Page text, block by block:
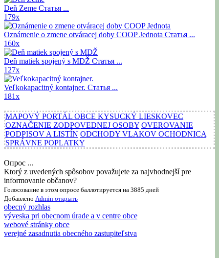
Deň Zeme Статья ...
179x
Oznámenie o zmene otváracej doby COOP Jednota Статья ...
160x
Deň matiek spojený s MDŽ Статья ...
127x
Veľkokapacitný kontajner. Статья ...
181x
MAPOVÝ PORTÁL OBCE KYSUCKÝ LIESKOVEC
OZNAČENIE ZODPOVEDNEJ OSOBY OVEROVANIE
PODPISOV A LISTÍN ODCHODY VLAKOV OCHODNICA
SPRÁVNE POPLATKY
Опрос ...
Ktorý z uvedených spôsobov považujete za najvhodnejší pre
informovanie občanov?
Голосование в этом опросе баллотируется на 3885 дней
Добавлено Admin открыть
obecný rozhlas
výveska pri obecnom úrade a v centre obce
webové stránky obce
verejné zasadnutia obecného zastupiteľstva